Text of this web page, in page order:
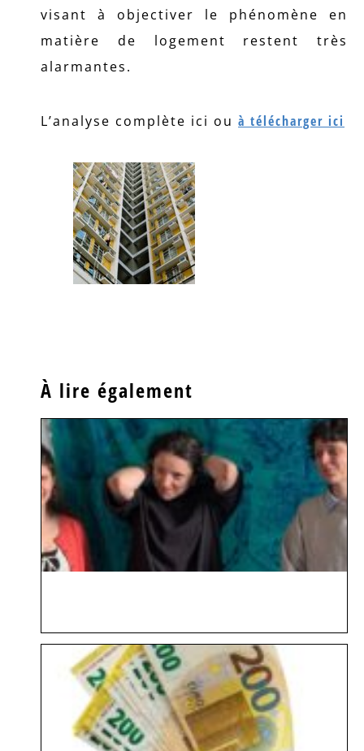
visant à objectiver le phénomène en
matière de logement restent très
alarmantes.
L’analyse complète ici ou à télécharger ici
À lire également